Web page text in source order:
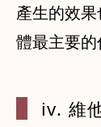
產生的效
體最主要的
iv. 維